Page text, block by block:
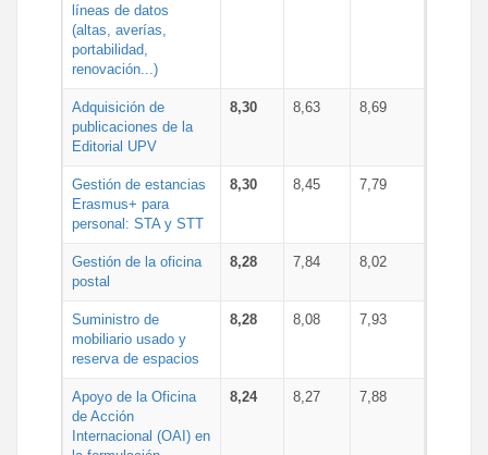
líneas de datos
(altas, averías,
portabilidad,
renovación...)
Adquisición de
publicaciones de la
Editorial UPV
8,30 8,63 8,69
Gestión de estancias
Erasmus+ para
personal: STA y STT
8,30 8,45 7,79
Gestión de la oficina
postal
8,28 7,84 8,02
Suministro de
mobiliario usado y
reserva de espacios
8,28 8,08 7,93
Apoyo de la Oficina
de Acción
Internacional (OAI) en
8,24 8,27 7,88